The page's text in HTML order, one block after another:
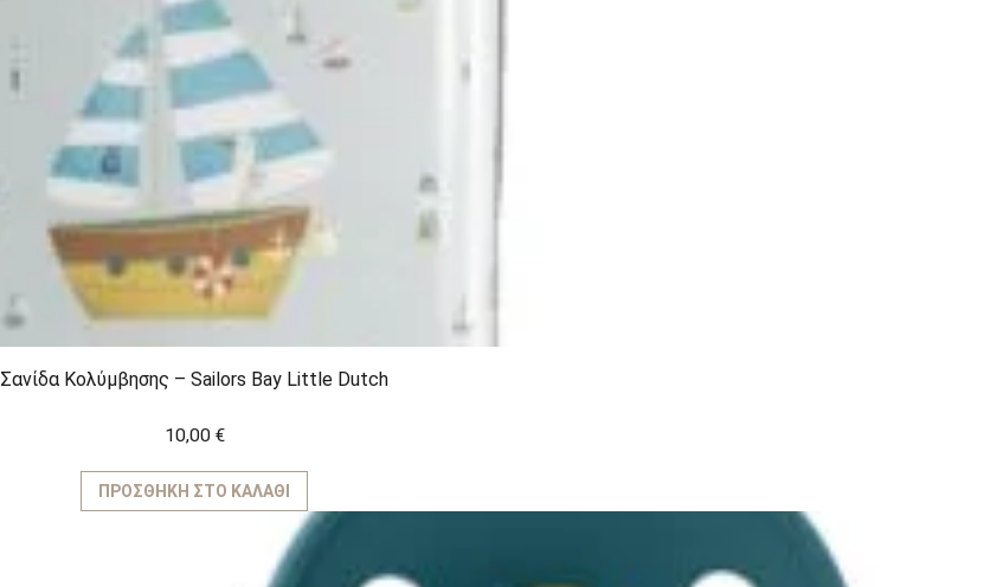
Σανίδα Κολύμβησης – Sailors Bay Little Dutch
10,00 €
ΠΡΟΣΘΉΚΗ ΣΤΟ ΚΑΛΆΘΙ